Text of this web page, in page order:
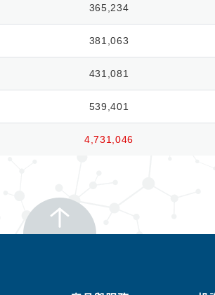
365,234
381,063
431,081
539,401
4,731,046